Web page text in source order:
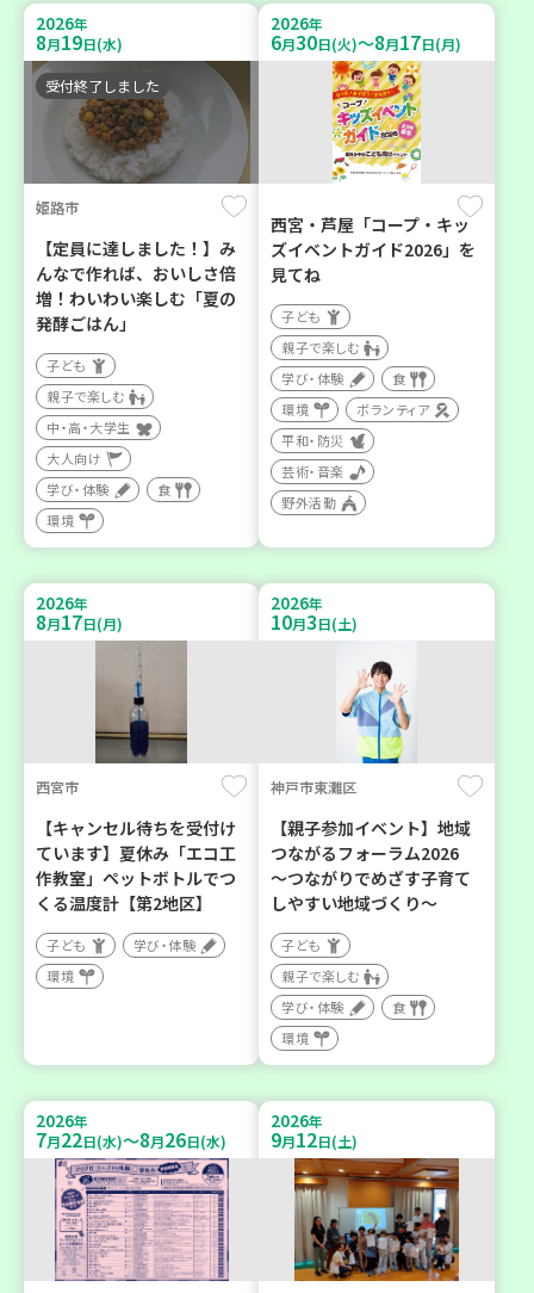
2026年
8月19日(水)
受付終了しました
姫路市
【定員に達しました！】み
んなで作れば、おいしさ倍
増！わいわい楽しむ「夏の
発酵ごはん」
子ども
親子で楽しむ
中・高・大学生
大人向け
学び・体験
食
環境
2026年
6月30日(火)～8月17日(月)
西宮・芦屋「コープ・キッ
ズイベントガイド2026」を
見てね
子ども
親子で楽しむ
学び・体験
食
環境
ボランティア
平和・防災
芸術・音楽
野外活動
2026年
8月17日(月)
西宮市
【キャンセル待ちを受付け
ています】夏休み「エコ工
作教室」ペットボトルでつ
くる温度計【第2地区】
子ども
学び・体験
環境
2026年
10月3日(土)
神戸市東灘区
【親子参加イベント】地域
つながるフォーラム2026
～つながりでめざす子育て
しやすい地域づくり～
子ども
親子で楽しむ
学び・体験
食
環境
2026年
7月22日(水)～8月26日(水)
2026年
9月12日(土)